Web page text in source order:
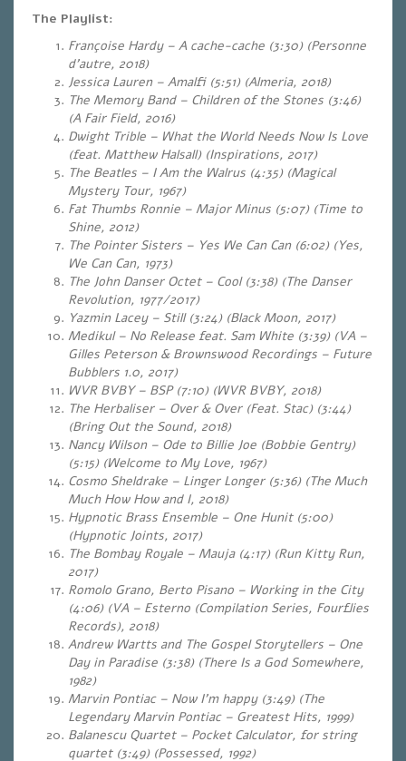
The Playlist:
Françoise Hardy – A cache-cache (3:30) (Personne
d’autre, 2018)
Jessica Lauren – Amalfi (5:51) (Almeria, 2018)
The Memory Band – Children of the Stones (3:46)
(A Fair Field, 2016)
Dwight Trible – What the World Needs Now Is Love
(feat. Matthew Halsall) (Inspirations, 2017)
The Beatles – I Am the Walrus (4:35) (Magical
Mystery Tour, 1967)
Fat Thumbs Ronnie – Major Minus (5:07) (Time to
Shine, 2012)
The Pointer Sisters – Yes We Can Can (6:02) (Yes,
We Can Can, 1973)
The John Danser Octet – Cool (3:38) (The Danser
Revolution, 1977/2017)
Yazmin Lacey – Still (3:24) (Black Moon, 2017)
Medikul – No Release feat. Sam White (3:39) (VA –
Gilles Peterson & Brownswood Recordings – Future
Bubblers 1.0, 2017)
WVR BVBY – BSP (7:10) (WVR BVBY, 2018)
The Herbaliser – Over & Over (Feat. Stac) (3:44)
(Bring Out the Sound, 2018)
Nancy Wilson – Ode to Billie Joe (Bobbie Gentry)
(5:15) (Welcome to My Love, 1967)
Cosmo Sheldrake – Linger Longer (5:36) (The Much
Much How How and I, 2018)
Hypnotic Brass Ensemble – One Hunit (5:00)
(Hypnotic Joints, 2017)
The Bombay Royale – Mauja (4:17) (Run Kitty Run,
2017)
Romolo Grano, Berto Pisano – Working in the City
(4:06) (VA – Esterno (Compilation Series, Fourflies
Records), 2018)
Andrew Wartts and The Gospel Storytellers – One
Day in Paradise (3:38) (There Is a God Somewhere,
1982)
Marvin Pontiac – Now I’m happy (3:49) (The
Legendary Marvin Pontiac – Greatest Hits, 1999)
Balanescu Quartet – Pocket Calculator, for string
quartet (3:49) (Possessed, 1992)